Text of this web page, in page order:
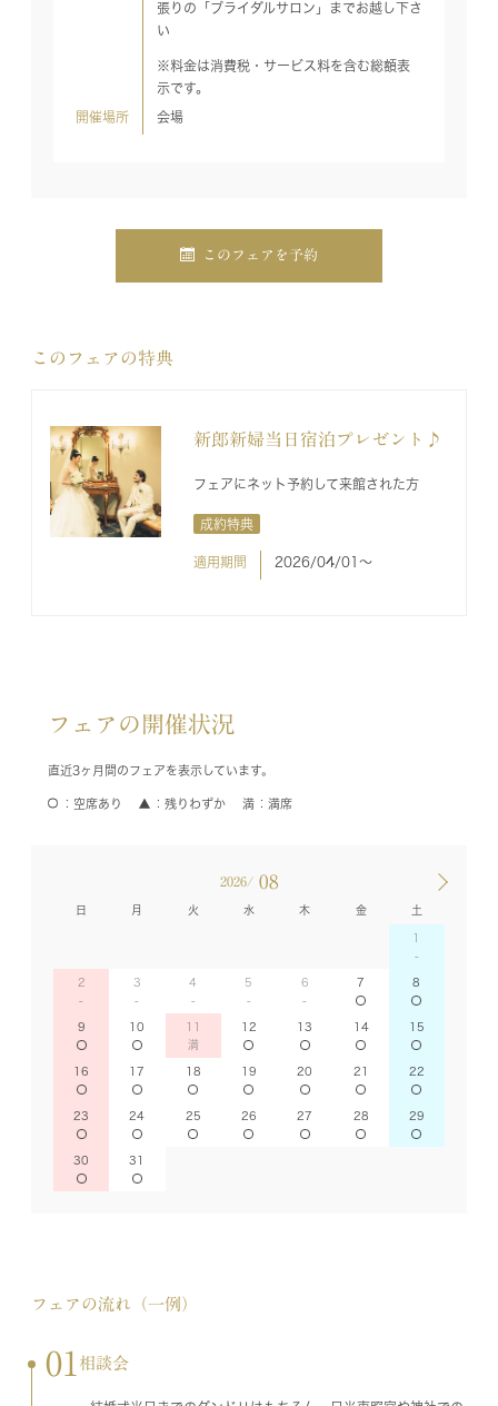
張りの「ブライダルサロン」までお越し下さ
い
※料金は消費税・サービス料を含む総額表
示です。
開催場所 会場
このフェアを予約
このフェアの特典
新郎新婦当日宿泊プレゼント♪
フェアにネット予約して来館された方
成約特典
適用期間 2026/04/01〜
フェアの開催状況
直近3ヶ月間のフェアを表示しています。
空席あり 残りわずか 満席
2026/ 08
日 月 火 水 木 金 土
1
2 3 4 5 6 7 8
9 10 11 12 13 14 15
16 17 18 19 20 21 22
23 24 25 26 27 28 29
30 31
フェアの流れ（一例）
01 相談会